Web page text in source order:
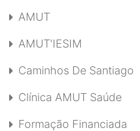
AMUT
AMUT'IESIM
Caminhos De Santiago
Clínica AMUT Saúde
Formação Financiada